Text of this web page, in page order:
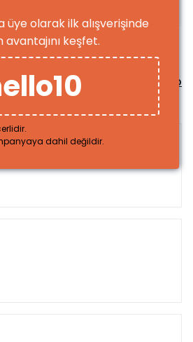
Yorum Yap
üye olarak ilk alışverişinde
avantajını keşfet.
dahil değildir.